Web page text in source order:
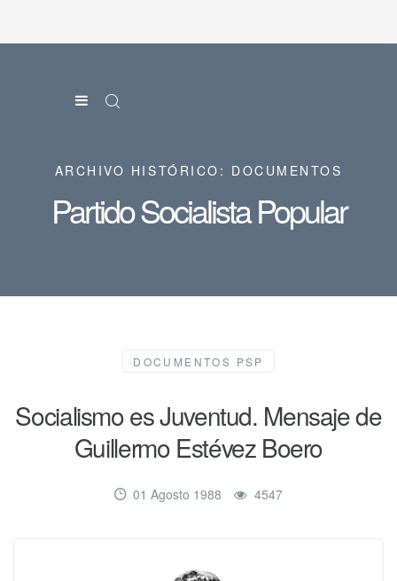
ARCHIVO HISTÓRICO: DOCUMENTOS
Partido Socialista Popular
DOCUMENTOS PSP
Socialismo es Juventud. Mensaje de
Guillermo Estévez Boero
01 Agosto 1988 4547